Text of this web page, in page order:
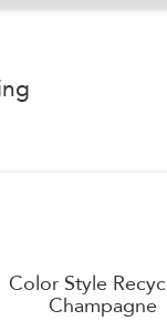
Color Style
Champagne